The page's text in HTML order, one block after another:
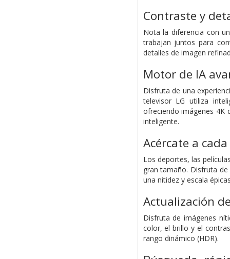
Contraste y
Nota la diferencia con
trabajan juntos para
detalles de imagen
Motor de IA
Disfruta de una
televisor LG utiliza
ofreciendo imágenes 4K
inteligente.
Acércate a
Los deportes, las
gran tamaño. Disfruta
una nitidez y escala
Actualización
Disfruta de imágenes
color, el brillo y el
rango dinámico (HDR).